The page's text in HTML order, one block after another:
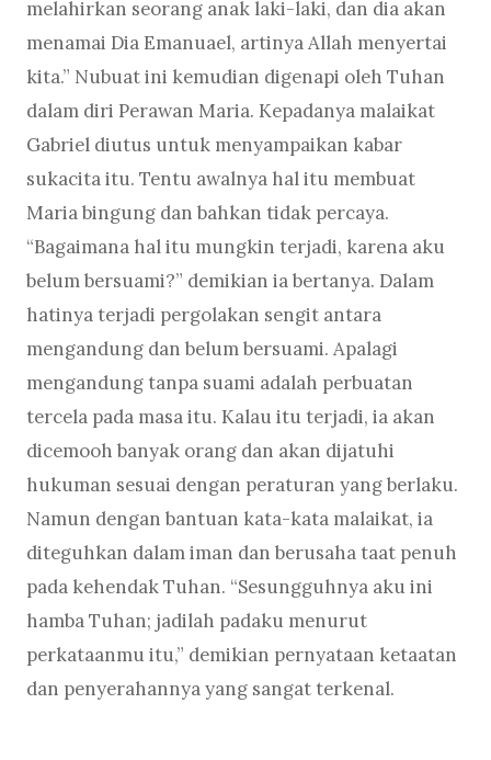
melahirkan seorang anak laki-laki, dan dia akan
menamai Dia Emanuael, artinya Allah menyertai
kita.” Nubuat ini kemudian digenapi oleh Tuhan
dalam diri Perawan Maria. Kepadanya malaikat
Gabriel diutus untuk menyampaikan kabar
sukacita itu. Tentu awalnya hal itu membuat
Maria bingung dan bahkan tidak percaya.
“Bagaimana hal itu mungkin terjadi, karena aku
belum bersuami?” demikian ia bertanya. Dalam
hatinya terjadi pergolakan sengit antara
mengandung dan belum bersuami. Apalagi
mengandung tanpa suami adalah perbuatan
tercela pada masa itu. Kalau itu terjadi, ia akan
dicemooh banyak orang dan akan dijatuhi
hukuman sesuai dengan peraturan yang berlaku.
Namun dengan bantuan kata-kata malaikat, ia
diteguhkan dalam iman dan berusaha taat penuh
pada kehendak Tuhan. “Sesungguhnya aku ini
hamba Tuhan; jadilah padaku menurut
perkataanmu itu,” demikian pernyataan ketaatan
dan penyerahannya yang sangat terkenal.